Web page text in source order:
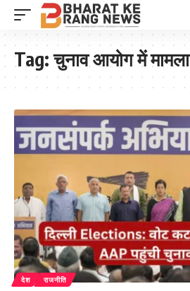
Tag:चुनाव आयोग में मामला
देश राजनीति